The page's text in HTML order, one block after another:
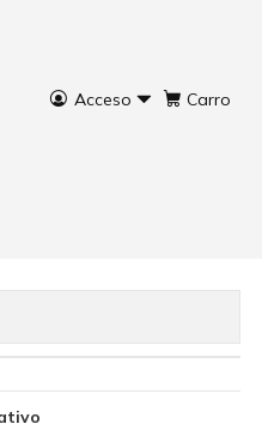
Acceso Carro